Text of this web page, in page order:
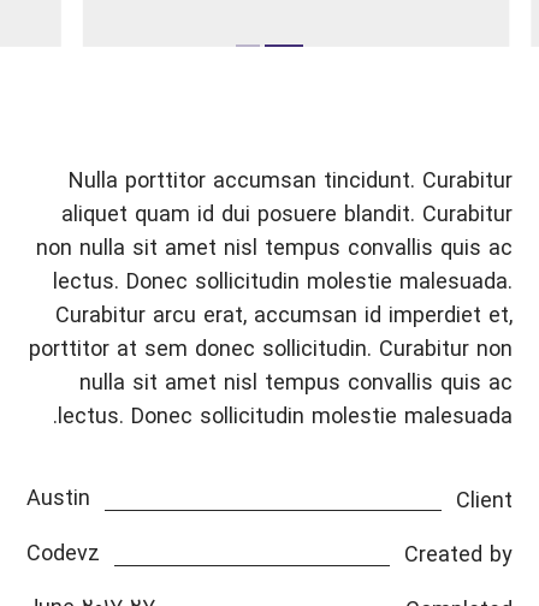
Nulla porttitor accumsan tincidunt. Curabitur
aliquet quam id dui posuere blandit. Curabitur
non nulla sit amet nisl tempus convallis quis ac
lectus. Donec sollicitudin molestie malesuada.
Curabitur arcu erat, accumsan id imperdiet et,
porttitor at sem donec sollicitudin. Curabitur non
nulla sit amet nisl tempus convallis quis ac
lectus. Donec sollicitudin molestie malesuada.
Client
Austin
Created by
Codevz